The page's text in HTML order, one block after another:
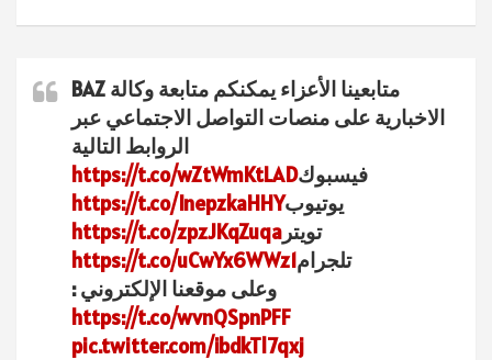
متابعينا الأعزاء يمكنكم متابعة وكالة BAZ
الاخبارية على منصات التواصل الاجتماعي عبر
الروابط التالية
فيسبوكhttps://t.co/wZtWmKtLAD
يوتيوبhttps://t.co/InepzkaHHY
تويتر https://t.co/zpzJKqZuqa
تلجرامhttps://t.co/uCwYx6WWz1
وعلى موقعنا الإلكتروني :
https://t.co/wvnQSpnPFF
pic.twitter.com/ibdkTl7qxj